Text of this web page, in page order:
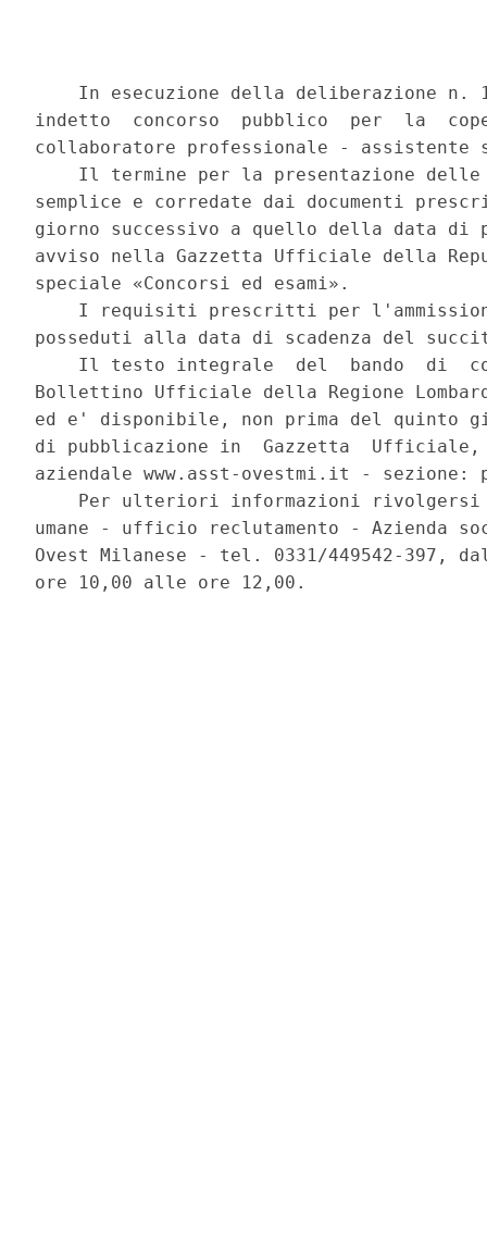
In esecuzione della deliberazione n.
indetto  concorso  pubblico  per  la
collaboratore professionale -
Il termine per la presentazione
semplice e corredate dai documenti
giorno successivo a quello della data di
avviso nella Gazzetta Ufficiale della
speciale «Concorsi ed esami».
I requisiti prescritti per
posseduti alla data di scadenza del
Il testo integrale  del  bando  di
Bollettino Ufficiale della Regione
ed e' disponibile, non prima del quinto
di pubblicazione in  Gazzetta
aziendale www.asst-ovestmi.it -
Per ulteriori informazioni
umane - ufficio reclutamento -
Ovest Milanese - tel. 0331/449542-
ore 10,00 alle ore 12,00.